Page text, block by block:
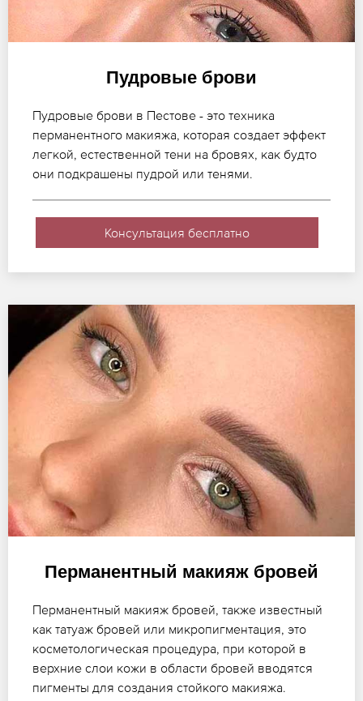
Пудровые брови
Пудровые брови в Пестове - это техника
перманентного макияжа, которая создает эффект
легкой, естественной тени на бровях, как будто
они подкрашены пудрой или тенями.
Консультация бесплатно
Перманентный макияж бровей
Перманентный макияж бровей, также известный
как татуаж бровей или микропигментация, это
косметологическая процедура, при которой в
верхние слои кожи в области бровей вводятся
пигменты для создания стойкого макияжа.